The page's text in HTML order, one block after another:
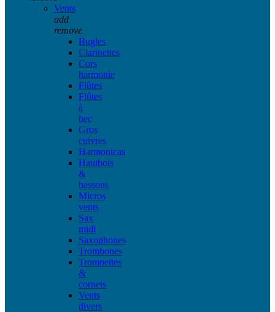
Vents
add
remove
Bugles
Clarinettes
Cors
harmonie
Flûtes
Flûtes
à
bec
Gros
cuivres
Harmonicas
Hautbois
&
bassons
Micros
vents
Sax
midi
Saxophones
Trombones
Trompettes
&
cornets
Vents
divers